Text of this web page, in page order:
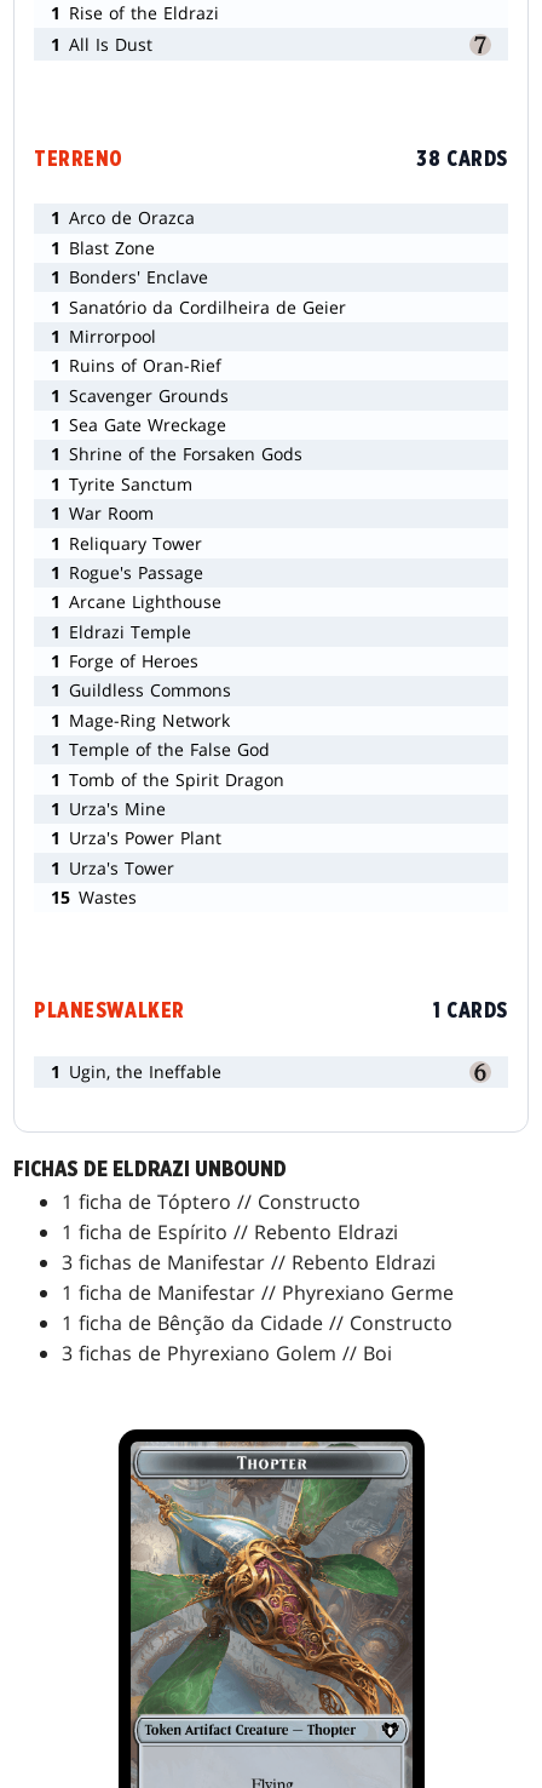
1 Rise of the Eldrazi
1 All Is Dust
TERRENO 38 CARDS
1 Arco de Orazca
1 Blast Zone
1 Bonders' Enclave
1 Sanatório da Cordilheira de Geier
1 Mirrorpool
1 Ruins of Oran-Rief
1 Scavenger Grounds
1 Sea Gate Wreckage
1 Shrine of the Forsaken Gods
1 Tyrite Sanctum
1 War Room
1 Reliquary Tower
1 Rogue's Passage
1 Arcane Lighthouse
1 Eldrazi Temple
1 Forge of Heroes
1 Guildless Commons
1 Mage-Ring Network
1 Temple of the False God
1 Tomb of the Spirit Dragon
1 Urza's Mine
1 Urza's Power Plant
1 Urza's Tower
15 Wastes
PLANESWALKER 1 CARDS
1 Ugin, the Ineffable
FICHAS DE ELDRAZI UNBOUND
1 ficha de Tóptero // Constructo
1 ficha de Espírito // Rebento Eldrazi
3 fichas de Manifestar // Rebento Eldrazi
1 ficha de Manifestar // Phyrexiano Germe
1 ficha de Bênção da Cidade // Constructo
3 fichas de Phyrexiano Golem // Boi